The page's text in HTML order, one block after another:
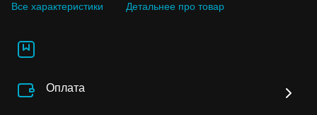
Все характеристики Детальнее про товар
Оплата